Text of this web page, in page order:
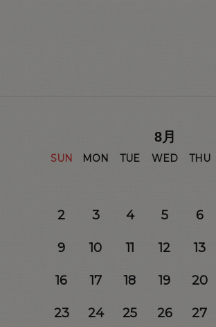
8月
SUN MON TUE WED THU
2 3 4 5 6
9 10 11 12 13
16 17 18 19 20
23 24 25 26 27